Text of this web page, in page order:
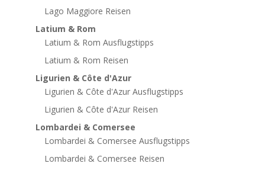
Lago Maggiore Reisen
Latium & Rom
Latium & Rom Ausflugstipps
Latium & Rom Reisen
Ligurien & Côte d'Azur
Ligurien & Côte d'Azur Ausflugstipps
Ligurien & Côte d'Azur Reisen
Lombardei & Comersee
Lombardei & Comersee Ausflugstipps
Lombardei & Comersee Reisen